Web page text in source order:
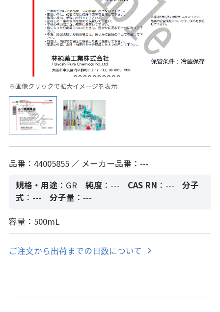
※画像クリックで拡大イメージを表示
品番：44005855 ／ メーカー品番：---
規格・用途 ：GR 純度：--- CAS RN ：---
分子
式 ：--- 分子量 ：---
容量：500mL
ご注文から出荷までの日数について